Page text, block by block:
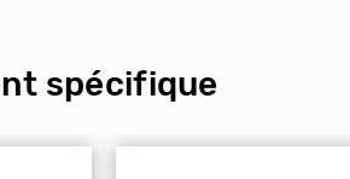
spécifique